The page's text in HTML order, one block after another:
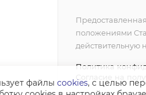
положениями
действительную
Политика
файлы cookies, с целью